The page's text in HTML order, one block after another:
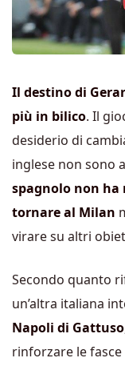
Il destino di
più in bilico. Il
desiderio di
inglese non sono
spagnolo non ha
tornare al Milan
virare su altri
Secondo quanto
un’altra italiana
Napoli di Gattuso
rinforzare le fasce